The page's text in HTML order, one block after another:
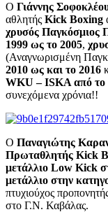
Ο Γιάννης
αθλητής Kick Boxing
χρυσός Παγκόσμιος
1999 ως το 2005,
(Αναγνωρισμένη
2010 ως και το 2016
WKU – ISKA από το
συνεχόμενα χρόνια!!
Ο Παναγιώτης
Πρωταθλητής Kick
μετάλλιο Low Kick
μετάλλιο στην
πτυχιούχος
στο Γ.Ν. Καβάλας.